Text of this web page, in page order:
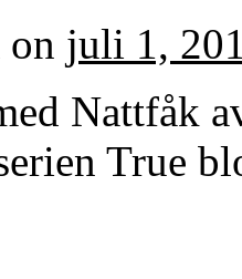
on juli 1,
Nattfåk
True